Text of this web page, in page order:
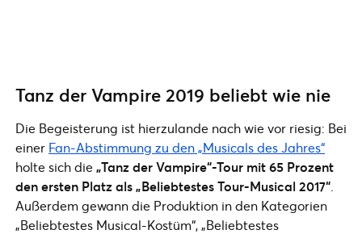
Tanz der Vampire 2019 beliebt wie nie
Die Begeisterung ist hierzulande nach wie vor riesig: Bei
einer Fan-Abstimmung zu den „Musicals des Jahres“
holte sich die„Tanz der Vampire“-Tour mit 65 Prozent
den ersten Platz als „Beliebtestes Tour-Musical 2017“
Außerdem gewann die Produktion in den Kategorien
„Beliebtestes Musical-Kostüm“, „Beliebtestes